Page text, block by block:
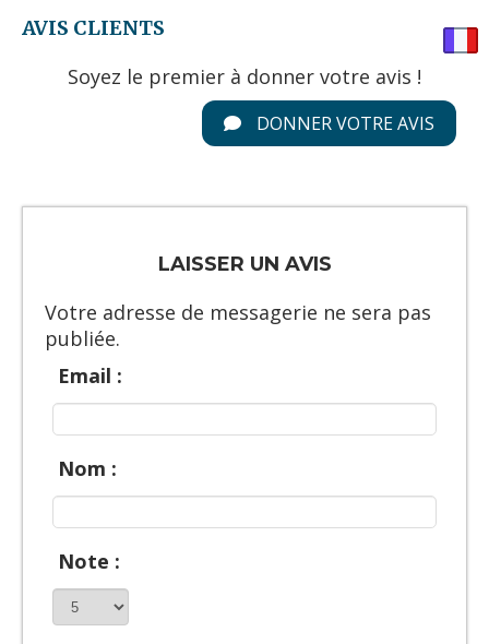
AVIS CLIENTS
Soyez le premier à donner votre avis !
DONNER VOTRE AVIS
LAISSER UN AVIS
Votre adresse de messagerie ne sera pas
publiée.
Email :
Nom :
Note :